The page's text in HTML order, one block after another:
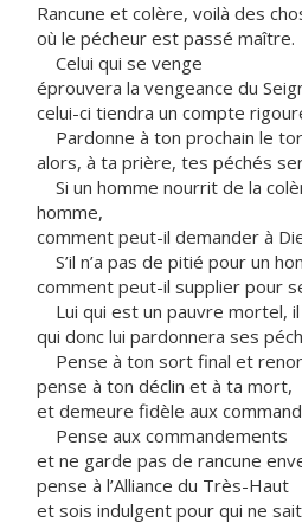
Rancune et colère, voilà des
où le pécheur est passé maître.
Celui qui se venge
éprouvera la vengeance du
celui-ci tiendra un compte
Pardonne à ton prochain le
alors, à ta prière, tes péchés
Si un homme nourrit de la
homme,
comment peut-il demander à
S’il n’a pas de pitié pour un
comment peut-il supplier pour
Lui qui est un pauvre mortel, il
qui donc lui pardonnera ses
Pense à ton sort final et
pense à ton déclin et à ta mort,
et demeure fidèle aux
Pense aux commandements
et ne garde pas de rancune
pense à l’Alliance du Très-Haut
et sois indulgent pour qui ne